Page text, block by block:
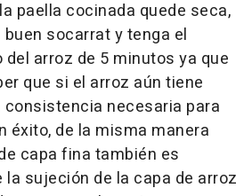
paella cocinada quede seca,
socarrat y tenga el
arroz de 5 minutos ya que
que si el arroz aún tiene
consistencia necesaria para
éxito, de la misma manera
capa fina también es
sujeción de la capa de arroz